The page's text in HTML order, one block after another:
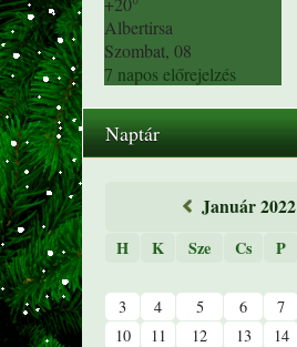
Albertirsa
Szombat, 08
7 napos előrejelzés
Naptár
« Január 2022
H K Sze Cs P
3
4 5 6 7
10
11 12 13 14